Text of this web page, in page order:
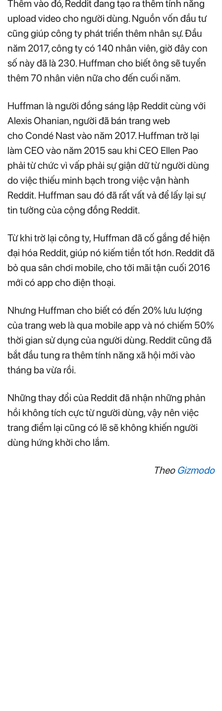
Thêm vào đó, Reddit đang tạo ra thêm tính năng
upload video cho người dùng. Nguồn vốn đầu tư
cũng giúp công ty phát triển thêm nhân sự. Đầu
năm 2017, công ty có 140 nhân viên, giờ đây con
số này đã là 230. Huffman cho biết ông sẽ tuyển
thêm 70 nhân viên nữa cho đến cuối năm.
Huffman là người đồng sáng lập Reddit cùng với
Alexis Ohanian, người đã bán trang web
cho Condé Nast vào năm 2017. Huffman trở lại
làm CEO vào năm 2015 sau khi CEO Ellen Pao
phải từ chức vì vấp phải sự giận dữ từ người dùng
do việc thiếu minh bạch trong việc vận hành
Reddit. Huffman sau đó đã rất vất vả để lấy lại sự
tin tưởng của cộng đồng Reddit.
Từ khi trờ lại công ty, Huffman đã cố gắng để hiện
đại hóa Reddit, giúp nó kiếm tiền tốt hơn. Reddit đã
bỏ qua sân chơi mobile, cho tới mãi tận cuối 2016
mới có app cho điện thoại.
Nhưng Huffman cho biết có đến 20% lưu lượng
của trang web là qua mobile app và nó chiếm 50%
thời gian sử dụng của người dùng. Reddit cũng đã
bắt đầu tung ra thêm tính năng xã hội mới vào
tháng ba vừa rồi.
Những thay đổi của Reddit đã nhận những phản
hồi không tích cực từ người dùng, vậy nên việc
trang điểm lại cũng có lẽ sẽ không khiến người
dùng hứng khởi cho lắm.
Theo Gizmodo